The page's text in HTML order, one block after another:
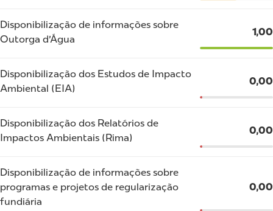
Disponibilização de informações sobre
Outorga d'Água
1,00
Disponibilização dos Estudos de Impacto
Ambiental (EIA)
0,00
Disponibilização dos Relatórios de
Impactos Ambientais (Rima)
0,00
Disponibilização de informações sobre
programas e projetos de regularização
fundiária
0,00